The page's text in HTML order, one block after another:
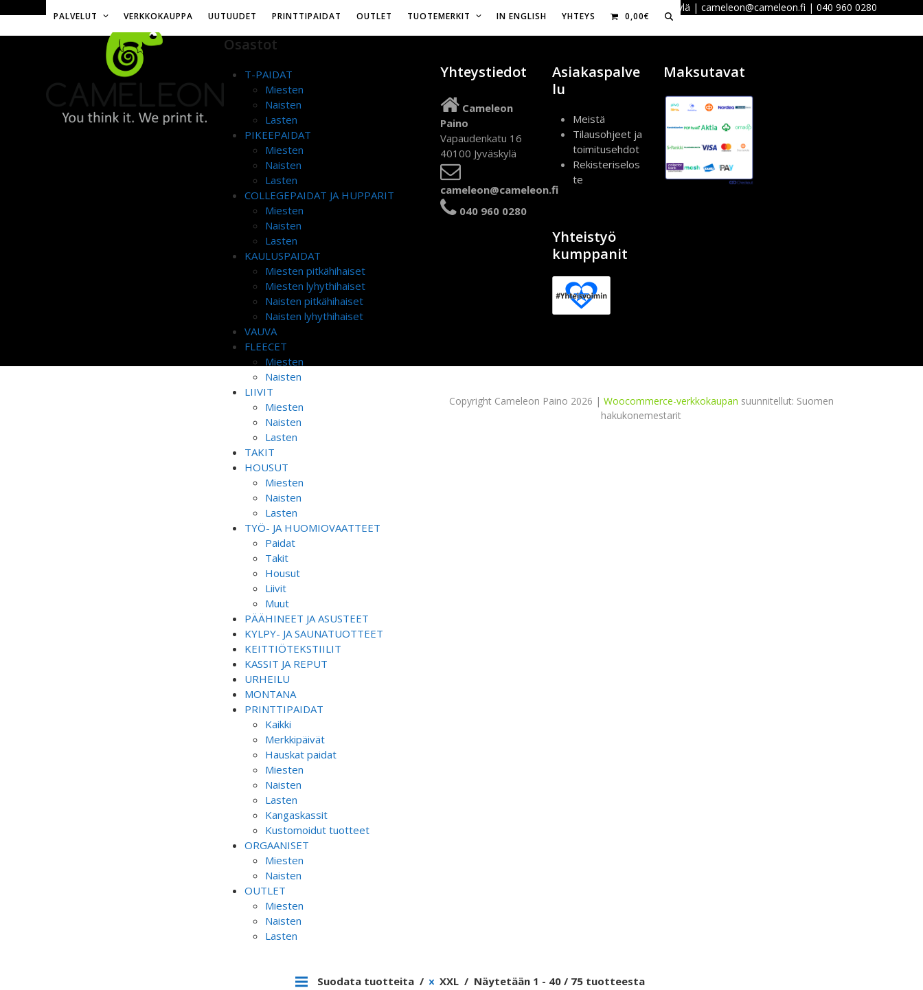
content
Vapaudenkatu 16, 40100 Jyväskylä | cameleon@cameleon.fi | 040 960 0280
PALVELUT VERKKOKAUPPA UUTUUDET PRINTTIPAIDAT OUTLET TUOTEMERKIT IN ENGLISH YHTEYS 0,00€
Osastot
T-PAIDAT
Miesten
Naisten
Lasten
PIKEEPAIDAT
Miesten
Naisten
Lasten
COLLEGEPAIDAT JA HUPPARIT
Miesten
Naisten
Lasten
KAULUSPAIDAT
Miesten pitkähihaiset
Miesten lyhythihaiset
Naisten pitkähihaiset
Naisten lyhythihaiset
VAUVA
FLEECET
Miesten
Naisten
LIIVIT
Miesten
Naisten
Lasten
TAKIT
HOUSUT
Miesten
Naisten
Lasten
TYÖ- JA HUOMIOVAATTEET
Paidat
Takit
Housut
Liivit
Muut
PÄÄHINEET JA ASUSTEET
KYLPY- JA SAUNATUOTTEET
KEITTIÖTEKSTIILIT
KASSIT JA REPUT
URHEILU
MONTANA
PRINTTIPAIDAT
Kaikki
Merkkipäivät
Hauskat paidat
Miesten
Naisten
Lasten
Kangaskassit
Kustomoidut tuotteet
ORGAANISET
Miesten
Naisten
OUTLET
Miesten
Naisten
Lasten
Suodata tuotteita XXL Näytetään 1 - 40 / 75 tuotteesta
Yhteystiedot
Cameleon
Paino
Vapaudenkatu 16
40100 Jyväskylä
cameleon@cameleon.fi
040 960 0280
Asiakaspalve
lu
Meistä
Tilausohjeet ja
toimitusehdot
Rekisteriselos
te
Yhteistyö
kumppanit
Maksutavat
Copyright Cameleon Paino 2026 | Woocommerce-verkkokaupan suunnitellut: Suomen
hakukonemestarit